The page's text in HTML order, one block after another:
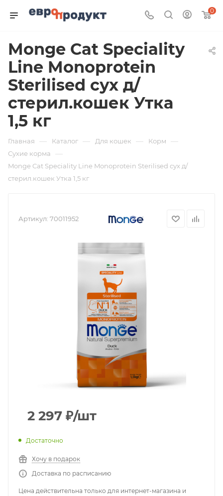
0
Monge Cat Speciality
Line Monoprotein
Sterilised сух д/
стерил.кошек Утка
1,5 кг
Главная — Каталог — Для кошек — Корм —
Сухие корма —
Monge Cat Speciality Line Monoprotein Sterilised сух д/
стерил.кошек Утка 1,5 кг
Артикул: 70011952
2 297 ₽/шт
Достаточно
Хочу в подарок
Доставка по расписанию
Цена действительна только для интернет-магазина и